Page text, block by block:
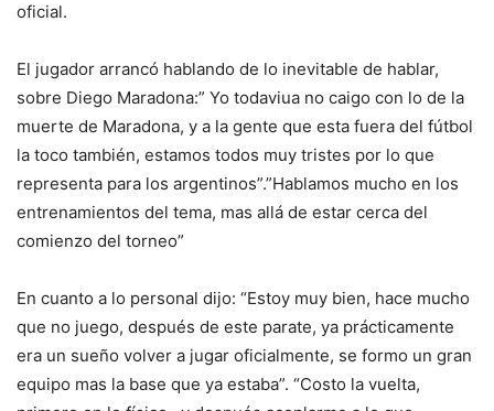
oficial.
El jugador arrancó hablando de lo inevitable de hablar,
sobre Diego Maradona:” Yo todaviua no caigo con lo de la
muerte de Maradona, y a la gente que esta fuera del fútbol
la toco también, estamos todos muy tristes por lo que
representa para los argentinos”.”Hablamos mucho en los
entrenamientos del tema, mas allá de estar cerca del
comienzo del torneo”
En cuanto a lo personal dijo: “Estoy muy bien, hace mucho
que no juego, después de este parate, ya prácticamente
era un sueño volver a jugar oficialmente, se formo un gran
equipo mas la base que ya estaba”. “Costo la vuelta,